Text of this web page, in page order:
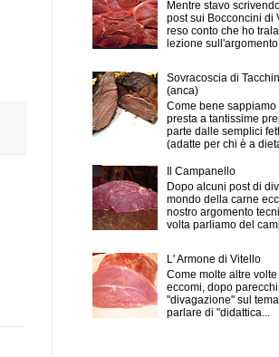
Mentre stavo
post sui Bocconcini di
reso conto che ho
lezione sull'argomento
Sovracoscia di
(anca)
Come bene sappiamo
presta a tantissime
parte dalle semplici
(adatte per chi è a
Il Campanello
Dopo alcuni post di
mondo della carne
nostro argomento
volta parliamo del
L' Armone di Vitello
Come molte altre volte
eccomi, dopo
"divagazione" sul
parlare di "didattica...